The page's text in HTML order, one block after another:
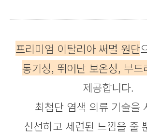
프리미엄 이탈리아 써멀 원단
통기성, 뛰어난 보온성, 부드
제공합니다.
최첨단 염색 의류 기술을
신선하고 세련된 느낌을 줄